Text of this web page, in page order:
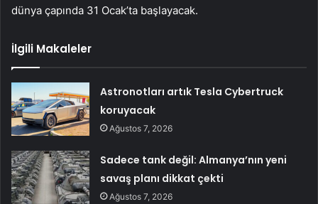
dünya çapında 31 Ocak’ta başlayacak.
İlgili Makaleler
Astronotları artık Tesla Cybertruck
koruyacak
Ağustos 7, 2026
Sadece tank değil: Almanya’nın yeni
savaş planı dikkat çekti
Ağustos 7, 2026